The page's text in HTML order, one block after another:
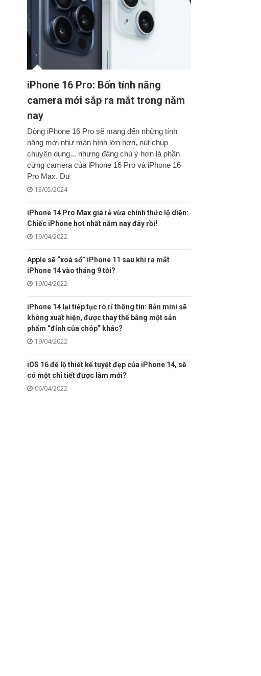
iPhone 16 Pro: Bốn tính năng
camera mới sắp ra mắt trong năm
nay
Dòng iPhone 16 Pro sẽ mang đến những tính
năng mới như màn hình lớn hơn, nút chụp
chuyên dụng... nhưng đáng chú ý hơn là phần
cứng camera của iPhone 16 Pro và iPhone 16
Pro Max. Dư
13/05/2024
iPhone 14 Pro Max giá rẻ vừa chính thức lộ diện:
Chiếc iPhone hot nhất năm nay đây rồi!
19/04/2022
Apple sẽ “xoá sổ” iPhone 11 sau khi ra mắt
iPhone 14 vào tháng 9 tới?
19/04/2022
iPhone 14 lại tiếp tục rò rỉ thông tin: Bản mini sẽ
không xuất hiện, được thay thế bằng một sản
phẩm “đỉnh của chóp” khác?
19/04/2022
iOS 16 để lộ thiết kế tuyệt đẹp của iPhone 14, sẽ
có một chi tiết được làm mới?
06/04/2022